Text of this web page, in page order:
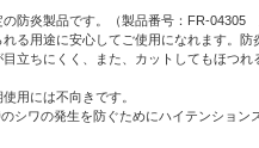
の防炎製品です。（製品番号：FR-04305
れる用途に安心してご使用になれます。
目立ちにくく、また、カットしてもほつ
用には不向きです。
ワの発生を防ぐためにハイテンション